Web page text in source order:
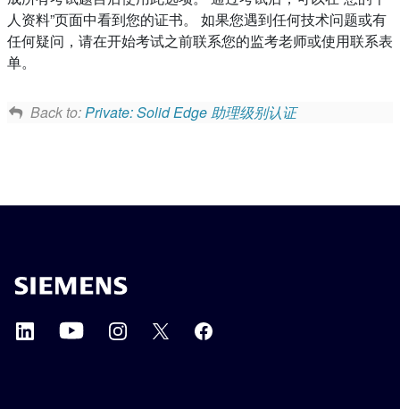
人资料”页面中看到您的证书。 如果您遇到任何技术问题或有
任何疑问，请在开始考试之前联系您的监考老师或使用联系表
单。
Back to:Private: Solid Edge 助理级别认证